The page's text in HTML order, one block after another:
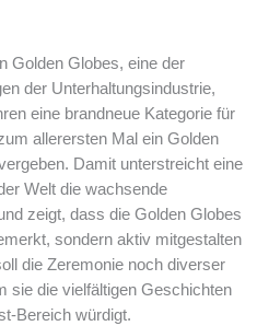
Golden Globes, eine der
der Unterhaltungsindustrie,
eine brandneue Kategorie für
allerersten Mal ein Golden
Damit unterstreicht eine
Welt die wachsende
zeigt, dass die Golden Globes
sondern aktiv mitgestalten
die Zeremonie noch diverser
sie die vielfältigen Geschichten
Bereich würdigt.